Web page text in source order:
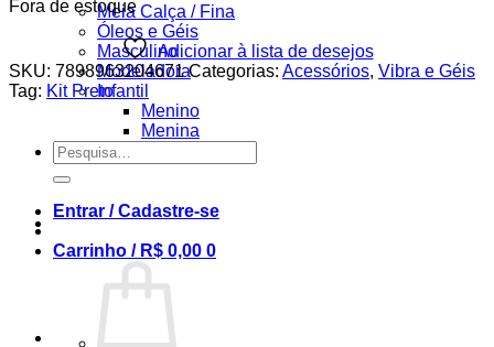
Meia Calça / Fina
Óleos e Géis
Masculino
Modeladora
Infantil
Menino
Menina
Pesquisar
por:
Entrar / Cadastre-se
Carrinho / R$ 0,00 0
Fora de estoque
Adicionar à lista de desejos
SKU: 7898963204671 Categorias: Acessórios, Vibra e Géis
Tag: Kit Preto